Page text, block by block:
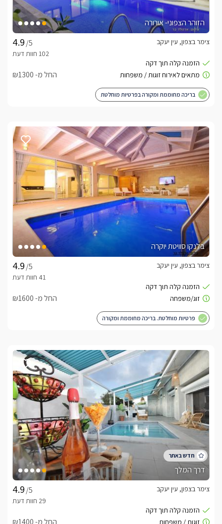
הזוהר הצפוני- אורורה
/5
צימר בצפון, עין יעקב
החל מ- ₪1300
בריכה מחוממת ומקורה בפרטיות מוחלטת
בלנקו סוויטת יוקרה
/5
צימר בצפון, עין יעקב
החל מ- ₪1600
פרטיות מוחלטת. בריכה מחוממת ומקורה
דרך המלך
/5
צימר בצפון, עין יעקב
החל מ- ₪1400